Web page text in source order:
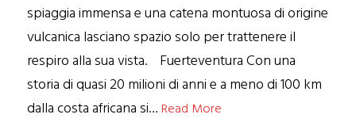
spiaggia immensa e una catena montuosa di origine
vulcanica lasciano spazio solo per trattenere il
respiro alla sua vista. Fuerteventura Con una
storia di quasi 20 milioni di anni e a meno di 100 km
dalla costa africana si… Read More